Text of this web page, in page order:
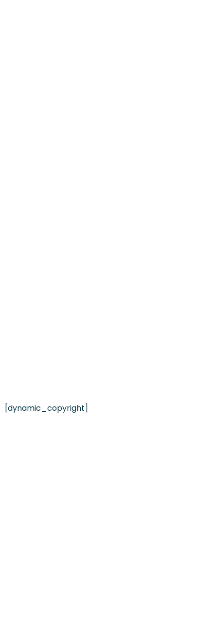
[dynamic_copyright]